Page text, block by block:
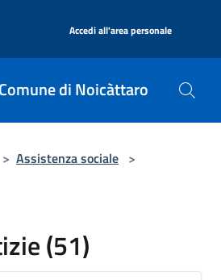
Accedi all'area personale
Comune di Noicàttaro
> Assistenza sociale >
(51)